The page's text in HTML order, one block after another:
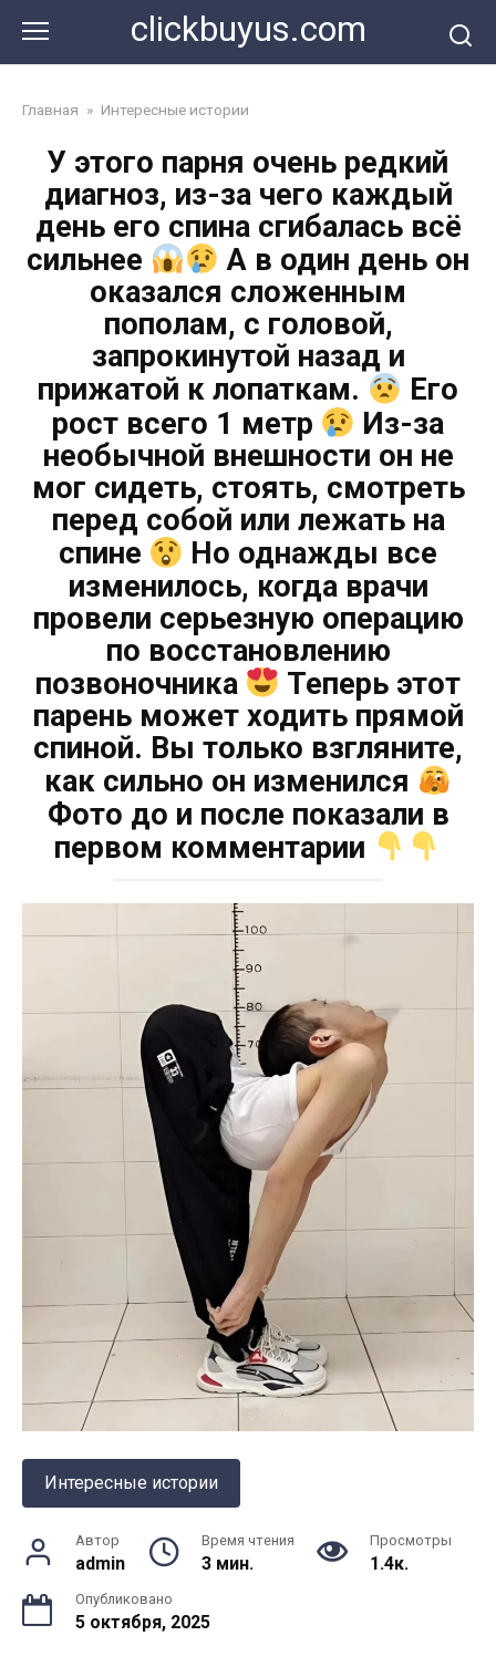
контенту
clickbuyus.com
Главная » Интересные истории
У этого парня очень редкий
диагноз, из-за чего каждый
день его спина сгибалась всё
сильнее
А в один день он
оказался сложенным
пополам, с головой,
запрокинутой назад и
прижатой к лопаткам.
Его
рост всего 1 метр
Из-за
необычной внешности он не
мог сидеть, стоять, смотреть
перед собой или лежать на
спине
Но однажды все
изменилось, когда врачи
провели серьезную операцию
по восстановлению
позвоночника
Теперь этот
парень может ходить прямой
спиной. Вы только взгляните,
как сильно он изменился
Фото до и после показали в
первом комментарии
Интересные истории
Автор
admin
Время чтения
3 мин.
Просмотры
1.4к.
Опубликовано
5 октября, 2025